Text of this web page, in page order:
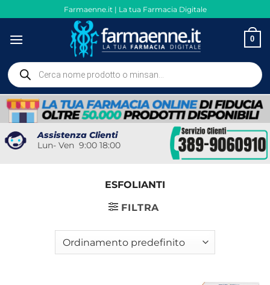
ai
contenuti
Farmaenne.it | La tua Farmacia Digitale
0
Ricerca
prodotti
Assistenza Clienti
Lun- Ven 9:00 18:00
ESFOLIANTI
FILTRA